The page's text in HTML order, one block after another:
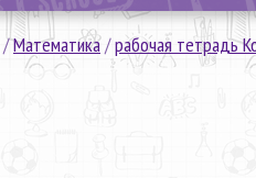
/Математика/рабочая тетрадь